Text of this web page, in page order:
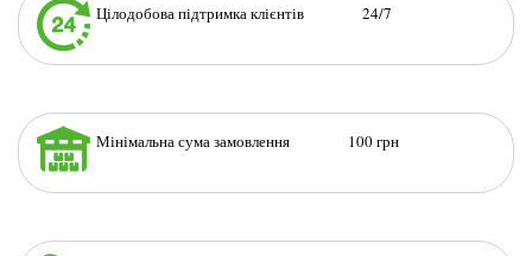
Цілодобова підтримка клієнтів 24/7
Мінімальна сума замовлення 100 грн